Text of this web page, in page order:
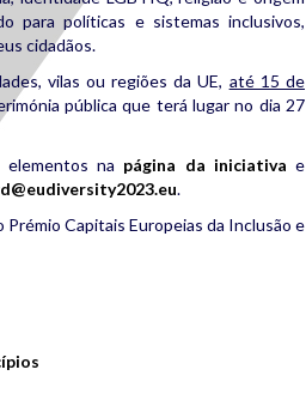
para políticas e sistemas inclusivos,
cidadãos.
vilas ou regiões da UE, até 15 de
pública que terá lugar no dia 27
elementos na página da iniciativa e
.
Capitais Europeias da Inclusão e